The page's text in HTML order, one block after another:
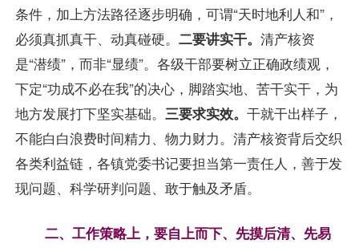
条件，加上方法路径逐步明确，可谓“天时地利人和”，
必须真抓真干、动真碰硬。 二要讲实干。 清产核资
是“潜绩”，而非“显绩”。各级干部要树立正确政绩观，
下定“功成不必在我”的决心，脚踏实地、苦干实干，为
地方发展打下坚实基础。 三要求实效。 干就干出样子，
不能白白浪费时间精力、物力财力。清产核资背后交织
各类利益链，各镇党委书记要担当第一责任人，善于发
现问题、科学研判问题、敢于触及矛盾。
二、工作策略上， 要自上而下、先摸后清、先易